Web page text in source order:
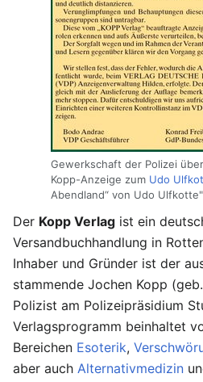
Gewerkschaft der Polizei
Kopp-Anzeige zum Udo
Abendland“ von Udo Ulfkotte"
Der Kopp Verlag ist ein
Versandbuchhandlung in
Inhaber und Gründer ist der
stammende Jochen Kopp
Polizist am Polizeipräsidium
Verlagsprogramm beinhaltet
Bereichen Esoterik,
aber auch Alternativmedizin